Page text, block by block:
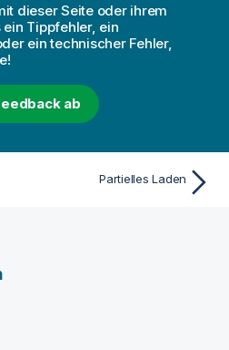
dieser Seite oder ihrem
Tippfehler, ein
ein technischer Fehler,
ab
Partielles Laden